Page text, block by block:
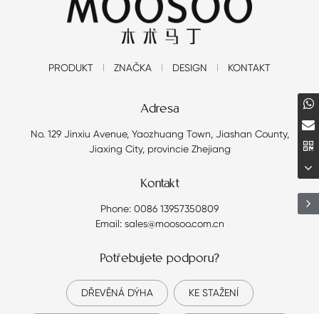
PRODUKT ZNAČKA DESIGN KONTAKT
Adresa
No. 129 Jinxiu Avenue, Yaozhuang Town, Jiashan County,
Jiaxing City, provincie Zhejiang
Kontakt
Phone: 0086 13957350809
Email: sales@moosoo.com.cn
Potřebujete podporu?
DŘEVĚNÁ DÝHA KE STAŽENÍ